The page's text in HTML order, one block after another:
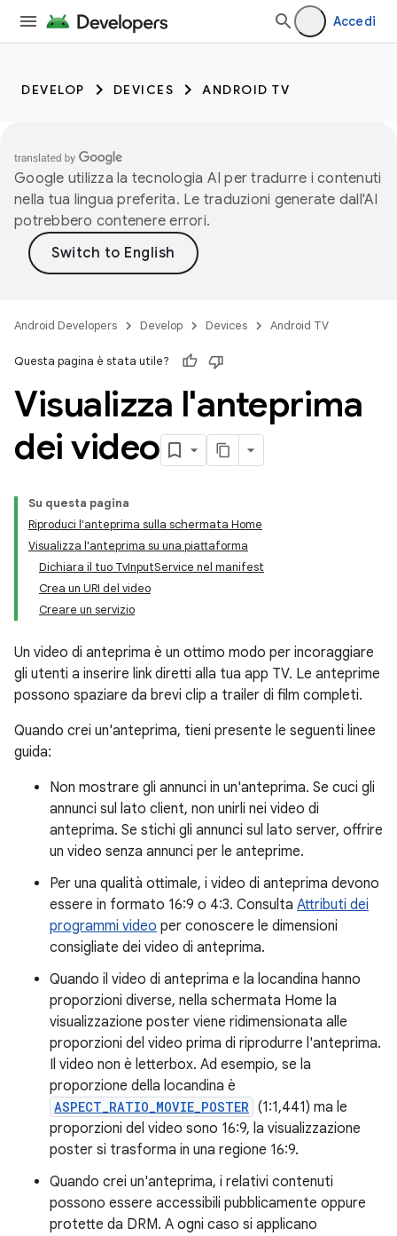
Accedi
DEVELOP DEVICES ANDROID TV
Google utilizza la tecnologia AI per tradurre i contenuti
nella tua lingua preferita. Le traduzioni generate dall'AI
potrebbero contenere errori.
Android Developers Develop Devices Android TV
Questa pagina è stata utile?
Visualizza l'anteprima
dei video
Su questa pagina
Riproduci l'anteprima sulla schermata Home
Visualizza l'anteprima su una piattaforma
Dichiara il tuo TvInputService nel manifest
Crea un URI del video
Creare un servizio
Un video di anteprima è un ottimo modo per incoraggiare
gli utenti a inserire link diretti alla tua app TV. Le anteprime
possono spaziare da brevi clip a trailer di film completi.
Quando crei un'anteprima, tieni presente le seguenti linee
guida:
Non mostrare gli annunci in un'anteprima. Se cuci gli
annunci sul lato client, non unirli nei video di
anteprima. Se stichi gli annunci sul lato server, offrire
un video senza annunci per le anteprime.
Per una qualità ottimale, i video di anteprima devono
essere in formato 16:9 o 4:3. Consulta Attributi dei
programmi video per conoscere le dimensioni
consigliate dei video di anteprima.
Quando il video di anteprima e la locandina hanno
proporzioni diverse, nella schermata Home la
visualizzazione poster viene ridimensionata alle
proporzioni del video prima di riprodurre l'anteprima.
Il video non è letterbox. Ad esempio, se la
proporzione della locandina è
ASPECT_RATIO_MOVIE_POSTER (1:1,441) ma le
proporzioni del video sono 16:9, la visualizzazione
poster si trasforma in una regione 16:9.
Quando crei un'anteprima, i relativi contenuti
possono essere accessibili pubblicamente oppure
protette da DRM. A ogni caso si applicano